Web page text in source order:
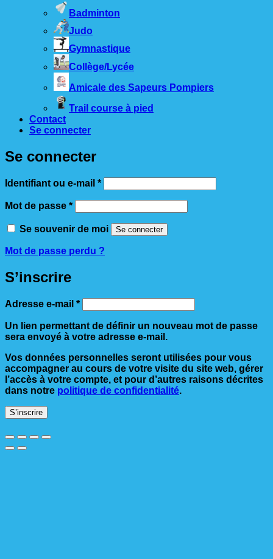
Badminton
Judo
Gymnastique
Collège/Lycée
Amicale des Sapeurs Pompiers
Trail course à pied
Contact
Se connecter
Se connecter
Identifiant ou e-mail *Obligatoire
Mot de passe *Obligatoire
Se souvenir de moi Se connecter
Mot de passe perdu ?
S’inscrire
Adresse e-mail *Obligatoire
Un lien permettant de définir un nouveau mot de passe
sera envoyé à votre adresse e-mail.
Vos données personnelles seront utilisées pour vous
accompagner au cours de votre visite du site web, gérer
l’accès à votre compte, et pour d’autres raisons décrites
dans notre politique de confidentialité.
S’inscrire